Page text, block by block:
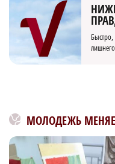
лишнего
МОЛОДЕЖЬ